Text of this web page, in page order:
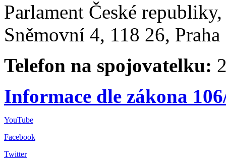
Parlament České
Sněmovní 4, 118 26,
Telefon na spojovatelku:
Informace dle zákona
YouTube
Facebook
Twitter